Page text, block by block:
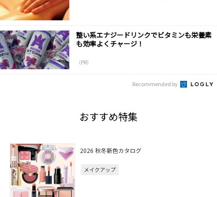
整い系エナジードリンクでビタミンも栄養素
も効率よくチャージ！
（PR）
Recommended by
おすすめ特集
2026 秋冬新色カタログ
メイクアップ